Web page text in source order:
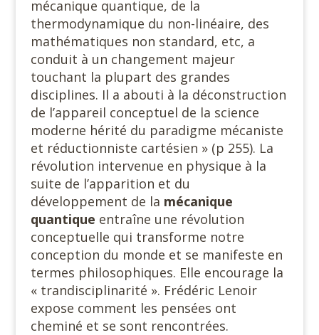
mécanique quantique, de la
thermodynamique du non-linéaire, des
mathématiques non standard, etc, a
conduit à un changement majeur
touchant la plupart des grandes
disciplines. Il a abouti à la déconstruction
de l’appareil conceptuel de la science
moderne hérité du paradigme mécaniste
et réductionniste cartésien » (p 255). La
révolution intervenue en physique à la
suite de l’apparition et du
développement de la mécanique
quantique entraîne une révolution
conceptuelle qui transforme notre
conception du monde et se manifeste en
termes philosophiques. Elle encourage la
« trandisciplinarité ». Frédéric Lenoir
expose comment les pensées ont
cheminé et se sont rencontrées.